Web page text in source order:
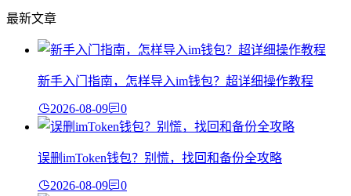
最新文章
新手入门指南，怎样导入im钱包？超详细操作教程
2026-08-09 0
误删imToken钱包？别慌，找回和备份全攻略
2026-08-09 0